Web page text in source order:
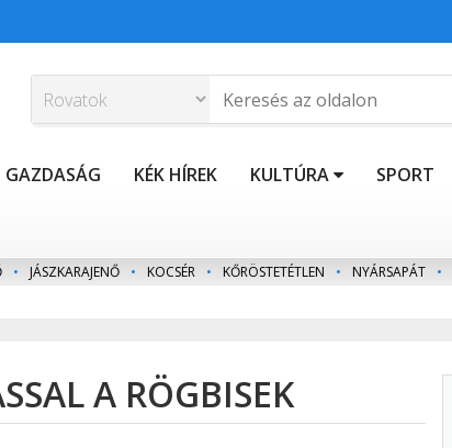
GAZDASÁG KÉK HÍREK KULTÚRA SPORT
• JÁSZKARAJENŐ • KOCSÉR • KŐRÖSTETÉTLEN • NYÁRSAPÁT •
A RÖGBISEK